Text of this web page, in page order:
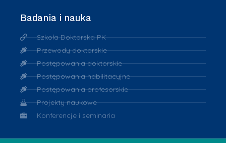
Badania i nauka
Szkoła Doktorska PK
Przewody doktorskie
Postępowania doktorskie
Postępowania habilitacyjne
Postępowania profesorskie
Projekty naukowe
Konferencje i seminaria